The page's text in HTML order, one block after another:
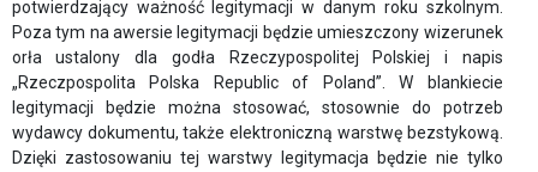
ZWIĄZKU
RADA
ZWIĄZKU
CZŁONKOWIE
potwierdzający ważność legitymacji w danym roku szkolnym.
Poza tym na awersie legitymacji będzie umieszczony wizerunek
orła ustalony dla godła Rzeczypospolitej Polskiej i napis
„Rzeczpospolita Polska Republic of Poland”. W blankiecie
legitymacji będzie można stosować, stosownie do potrzeb
wydawcy dokumentu, także elektroniczną warstwę bezstykową.
Dzięki zastosowaniu tej warstwy legitymacja będzie nie tylko